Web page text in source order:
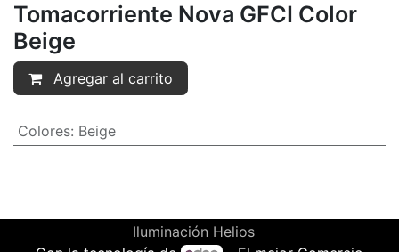
Tomacorriente Nova GFCI Color
Beige
Agregar al carrito
Colores: Beige
Iluminación Helios